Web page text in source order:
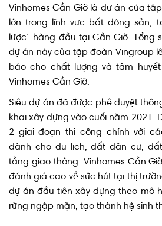
Vinhomes Cần Giờ là dự án của
lớn trong lĩnh vực bất động sản,
lược” hàng đầu tại Cần Giờ. Tổng
dự án này của tập đoàn Vingroup
bảo cho chất lượng và tâm
Vinhomes Cần Giờ.
Siêu dự án đã được phê duyệt
khai xây dựng vào cuối năm 2021.
2 giai đoạn thi công chính với
dành cho du lịch; đất dân cư;
tầng giao thông. Vinhomes Cần
đánh giá cao về sức hút tại thị
dự án đầu tiên xây dựng theo mô
rừng ngập mặn, tạo thành hệ sinh